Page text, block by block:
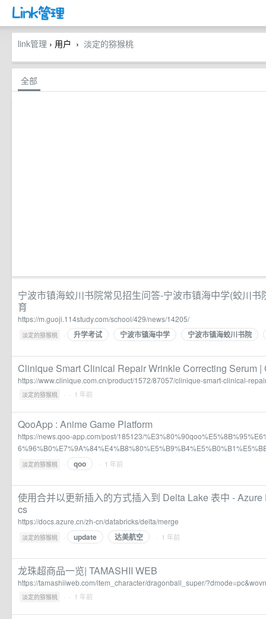
link管理 › 用户 › 淡定的猕猴桃
全部
宁波市镇海蛟川书院常见招生问答-宁波市镇海中学(蛟川书
育
https://m.guoji.114study.com/school/429/news/14205/
淡定的猕猴桃 · 升学考试 宁波市镇海中学 宁波市镇海蛟川书院
Clinique Smart Clinical Repair Wrinkle Correcting Serum |
https://www.clinique.com.cn/product/1572/87057/clinique-smart-clinical-
淡定的猕猴桃 · · 1 年前
QooApp : Anime Game Platform
https://news.qoo-app.com/post/185123/
淡定的猕猴桃 · qoo · 1 年前
使用合并以更新插入的方式插入到 Delta Lake 表中 -
cs
https://docs.azure.cn/zh-cn/databricks/delta/merge
淡定的猕猴桃 · update 达美航空 · 1 年前
龙珠超商品一览| TAMASHII WEB
https://tamashiiweb.com/item_character/dragonball_super/
淡定的猕猴桃 · · 1 年前